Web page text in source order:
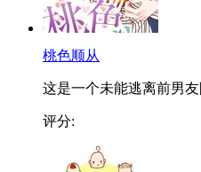
桃色顺从
这是一个未能逃离前男
评分: